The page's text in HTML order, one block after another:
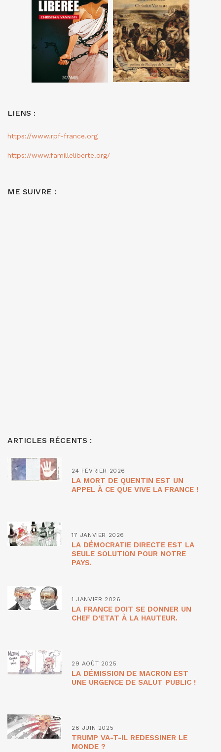
LIENS :
https://www.rpf-france.org
https://www.familleliberte.org/
ME SUIVRE :
ARTICLES RÉCENTS :
24 FÉVRIER 2026
LA MORT DE QUENTIN EST UN
APPEL À CE QUE VIVE LA FRANCE !
17 JANVIER 2026
LA DÉMOCRATIE DIRECTE EST LA
SEULE SOLUTION POUR NOTRE
PAYS.
1 JANVIER 2026
LA FRANCE DOIT SE DONNER UN
CHEF D’ETAT À LA HAUTEUR.
29 AOÛT 2025
LA DÉMISSION DE MACRON EST
UNE URGENCE DE SALUT PUBLIC !
28 JUIN 2025
TRUMP VA-T-IL REDESSINER LE
MONDE ?